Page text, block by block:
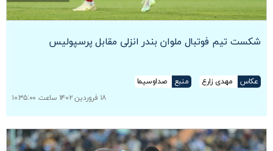
شکست تیم فوتبال ملوان بندر انزلی مقابل پرسپولیس
عکاس مهدی زارع منبع
صداوسیما
۱۸ فروردین ۱۴۰۲ ساعت ۱۰:۳۵:۰۰